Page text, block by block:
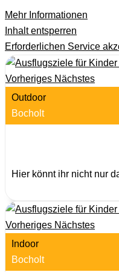
Mehr Informationen
Inhalt entsperren
Erforderlichen Service
Vorheriges Nächstes
Outdoor
Bocholt
Hier könnt ihr nicht nur
Vorheriges Nächstes
Indoor
Bocholt